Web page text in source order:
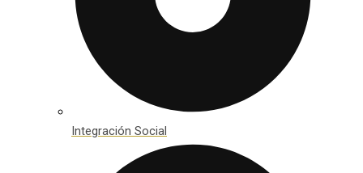
Integración Social